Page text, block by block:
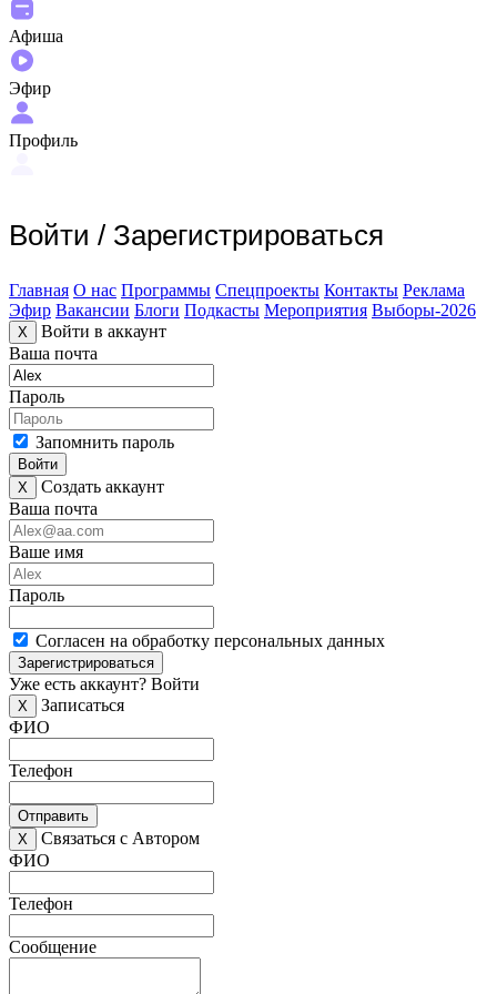
Афиша
Эфир
Профиль
Войти / Зарегистрироваться
Главная О нас Программы Спецпроекты Контакты Реклама
Эфир Вакансии Блоги Подкасты Мероприятия Выборы-2026
X
Войти в аккаунт
Ваша почта
Пароль
Запомнить пароль
Войти
X
Создать аккаунт
Ваша почта
Ваше имя
Пароль
Согласен на обработку персональных данных
Зарегистрироваться
Уже есть аккаунт? Войти
X
Записаться
ФИО
Телефон
Отправить
X
Связаться с Автором
ФИО
Телефон
Сообщение